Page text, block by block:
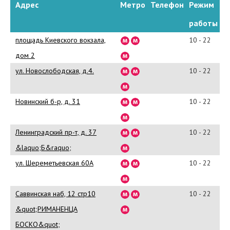
исключительно лучшие,
Дизайнеры четко планируют
силуэт и в итоге одежда
получается оригинальной,
качественно сшитой, красивой
и комфортной. Также наши
дизайнеры могут сшить одежду
для вас на заказ, по вашим
Высокое качество продукции,
элегантный и богемный стиль,
отличный сервис и цены – все
это в магазине CHARISMA!
CHARISMA одежда: Купить,
цена
На официальном сайте
http://www.charismafashion.ru/
компании Харизма и в
Адрес Метро Телефон Режим
работы
площадь Киевского вокзала,
дом 2
10 - 22
ул. Новослободская, д.4. 10 - 22
Новинский б-р, д. 31 10 - 22
Ленинградский пр-т, д. 37
&laquo;Б&raquo;
10 - 22
ул. Шереметьевская 60А 10 - 22
Саввинская наб, 12 стр10
&quot;РИМАНЕНЦА
БОСКО&quot;
10 - 22